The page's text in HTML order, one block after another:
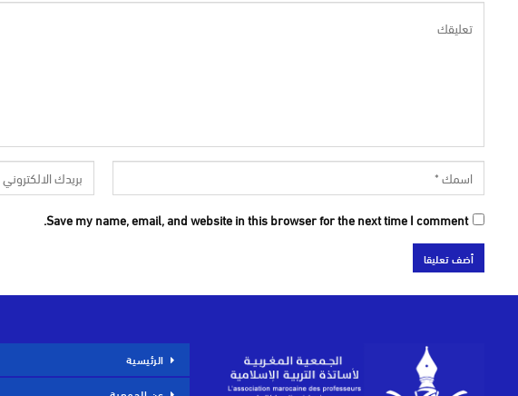
Save my name, email, and website in this browser for the next time I comment.
الرئيسية